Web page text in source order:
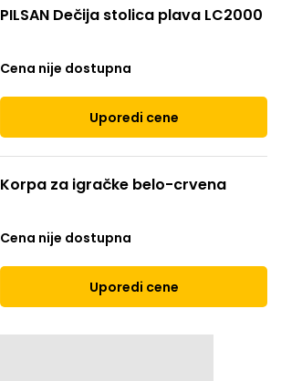
PILSAN Dečija stolica plava LC2000
Cena nije dostupna
Uporedi cene
Korpa za igračke belo-crvena
Cena nije dostupna
Uporedi cene